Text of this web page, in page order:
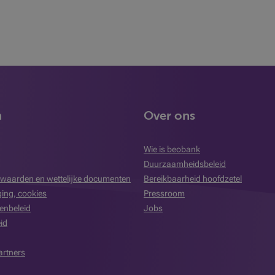
en wettelijke documenten
cookies
Over ons
Wie is beobank
Duurzaamheidsbeleid
Bereikbaarheid hoofdzetel
Pressroom
Jobs